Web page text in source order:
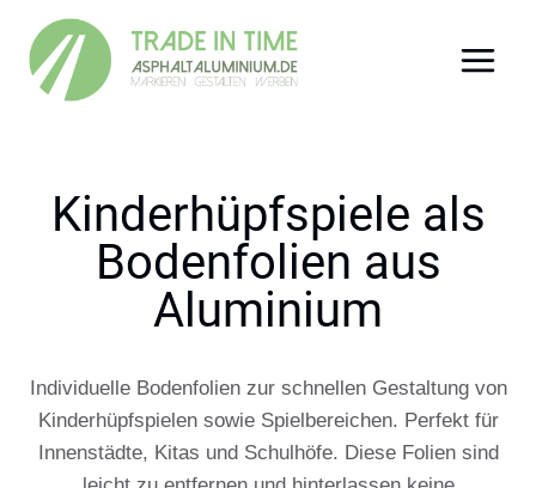
Inhalt
springen
Kinderhüpfspiele als
Bodenfolien aus
Aluminium
Individuelle Bodenfolien zur schnellen Gestaltung von
Kinderhüpfspielen sowie Spielbereichen. Perfekt für
Innenstädte, Kitas und Schulhöfe. Diese Folien sind